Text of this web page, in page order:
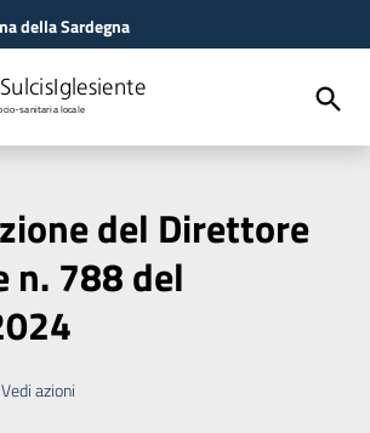
della Sardegna
SulcisIglesiente
sanitaria locale
del Direttore
n. 788 del
Vedi azioni